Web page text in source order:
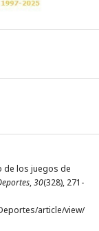
de los juegos de
,30(328), 271-
article/view/